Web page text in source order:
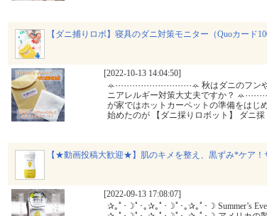
【ダニ捕りロボ】寝具のダニ対策モニター（Quoカード
[2022-10-13 14:04:50]
ꕂ⋯⋯⋯⋯⋯⋯⋯⋯⋯ꕂ 秋はダニのフンや死
ニアレルギー対策大丈夫ですか？
が家ではホットカーペットの準備をはじ
始めたのが 【ダニ採りロボット】 ダニ採
【★動画投稿大歓迎★】肌のキメを整え、黒ずみ*ケア
[2022-09-13 17:08:07]
✰｡ﾟ･☽ﾟ･｡✰｡ﾟ･☽ﾟ･｡✰｡ﾟ･☽ Summer’s